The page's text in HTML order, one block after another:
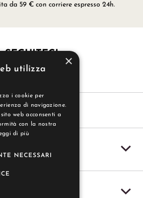
da 59 € con corriere espresso 24h.
SEGUITECI ×
utilizza
i cookie per
di navigazione.
web acconsenti a
con la nostra
di più
NECESSARI